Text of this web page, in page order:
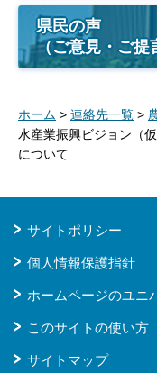
県民の声
（ご意見・ご提
ホーム > 連絡先一覧 >
水産業振興ビジョン（
について
サイトポリシー
個人情報保護指針
ホームページのユニ
このサイトの使い方
サイトマップ